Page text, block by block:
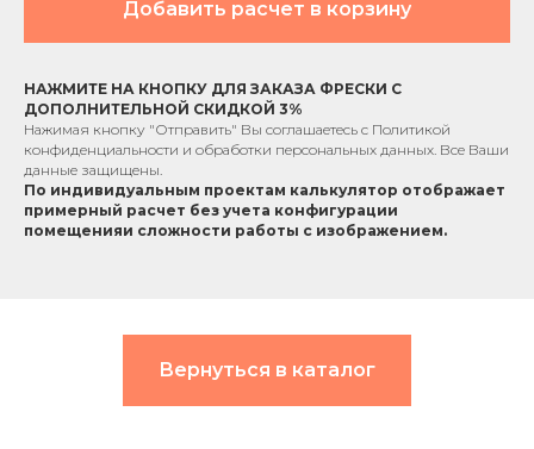
Добавить расчет в корзину
НАЖМИТЕ НА КНОПКУ ДЛЯ ЗАКАЗА ФРЕСКИ С
ДОПОЛНИТЕЛЬНОЙ СКИДКОЙ 3%
Нажимая кнопку "Отправить" Вы соглашаетесь с Политикой
конфиденциальности и обработки персональных данных. Все Ваши
данные защищены.
По индивидуальным проектам калькулятор отображает
примерный расчет без учета конфигурации
помещенияи сложности работы с изображением.
Вернуться в каталог